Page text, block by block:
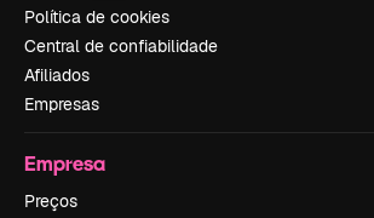
Política de cookies
Central de confiabilidade
Afiliados
Empresas
Empresa
Preços